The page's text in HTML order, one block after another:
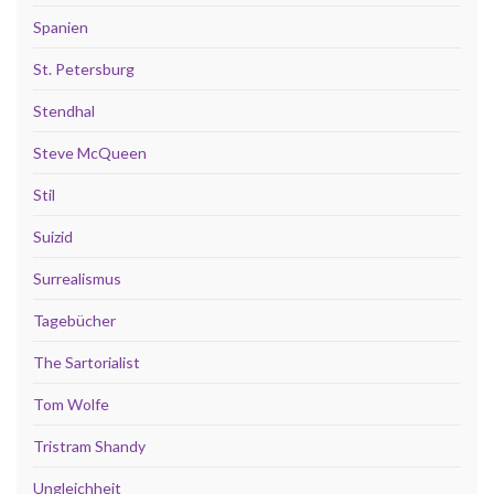
Spanien
St. Petersburg
Stendhal
Steve McQueen
Stil
Suizid
Surrealismus
Tagebücher
The Sartorialist
Tom Wolfe
Tristram Shandy
Ungleichheit